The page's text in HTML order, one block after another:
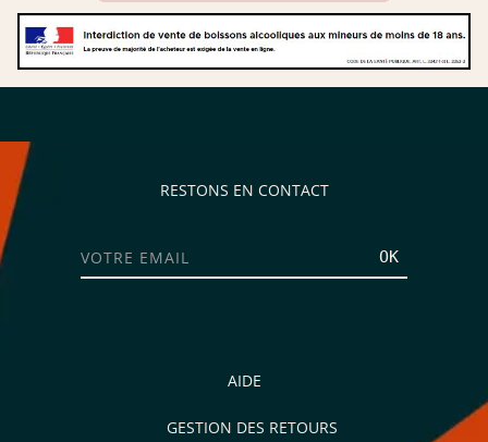
RESTONS EN CONTACT
OK
AIDE
GESTION DES RETOURS